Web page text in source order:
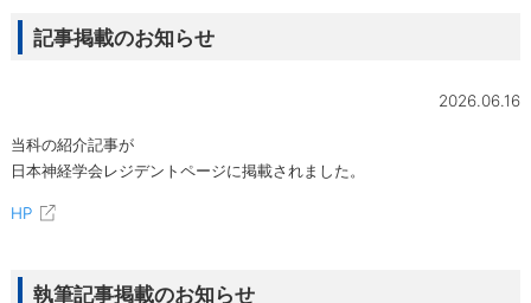
記事掲載のお知らせ
2026.06.16
当科の紹介記事が
日本神経学会レジデントページに掲載されました。
HP
執筆記事掲載のお知らせ